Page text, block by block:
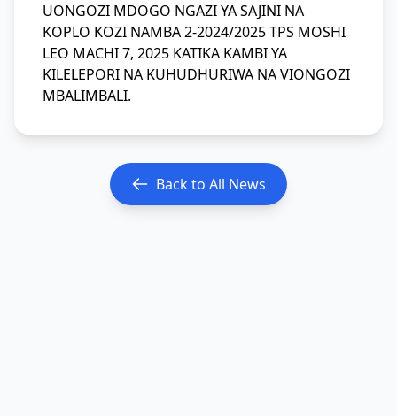
UONGOZI MDOGO NGAZI YA SAJINI NA
KOPLO KOZI NAMBA 2-2024/2025 TPS MOSHI
LEO MACHI 7, 2025 KATIKA KAMBI YA
KILELEPORI NA KUHUDHURIWA NA VIONGOZI
MBALIMBALI.
Back to All News